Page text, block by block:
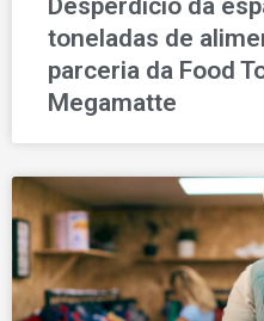
toneladas de
parceria da Food
Megamatte